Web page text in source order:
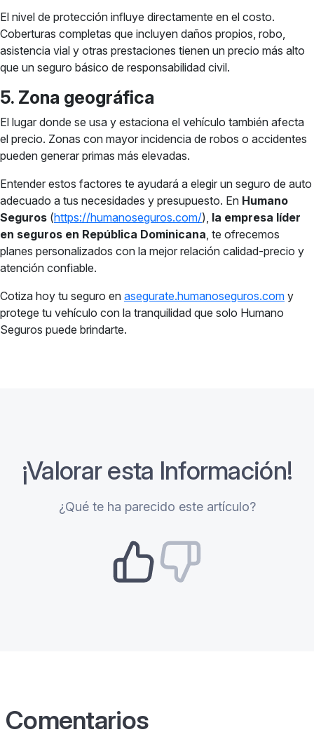
El nivel de protección influye directamente en el costo.
Coberturas completas que incluyen daños propios, robo,
asistencia vial y otras prestaciones tienen un precio más alto
que un seguro básico de responsabilidad civil.
5. Zona geográfica
El lugar donde se usa y estaciona el vehículo también afecta
el precio. Zonas con mayor incidencia de robos o accidentes
pueden generar primas más elevadas.
Entender estos factores te ayudará a elegir un seguro de auto
adecuado a tus necesidades y presupuesto. En Humano
Seguros (https://humanoseguros.com/), la empresa líder
en seguros en República Dominicana, te ofrecemos
planes personalizados con la mejor relación calidad-precio y
atención confiable.
Cotiza hoy tu seguro en asegurate.humanoseguros.com y
protege tu vehículo con la tranquilidad que solo Humano
Seguros puede brindarte.
¡Valorar esta Información!
¿Qué te ha parecido este artículo?
Comentarios